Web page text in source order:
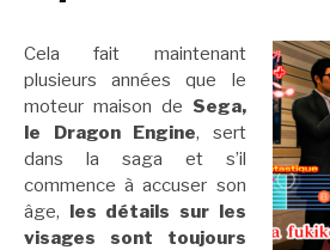
Cela fait maintenant
plusieurs années que le
moteur maison de Sega,
le Dragon Engine, sert
dans la saga et s’il
commence à accuser son
âge, les détails sur les
visages sont toujours